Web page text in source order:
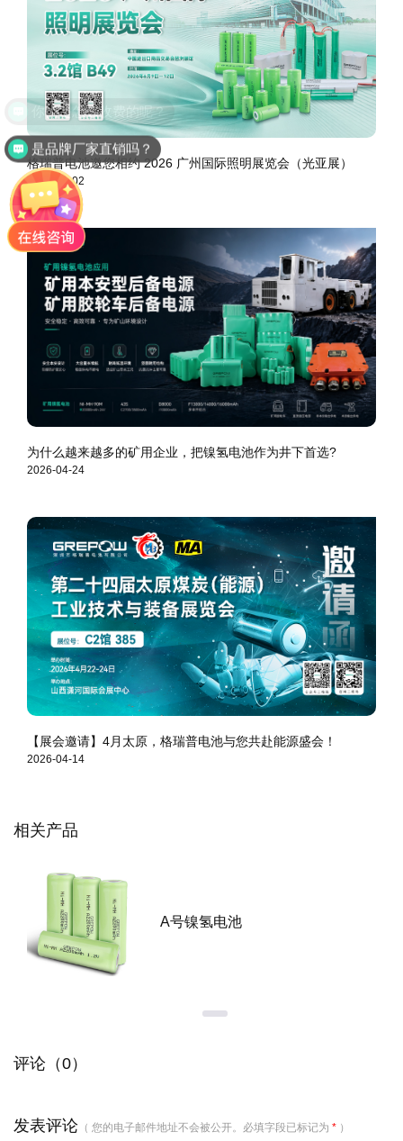
格瑞普电池邀您相约 2026 广州国际照明展览会（光亚展）
2026-06-02
为什么越来越多的矿用企业，把镍氢电池作为井下首选?
2026-04-24
【展会邀请】4月太原，格瑞普电池与您共赴能源盛会！
2026-04-14
相关产品
AAA型7号镍氢电池
评论（0）
发表评论 （ 您的电子邮件地址不会被公开。必填字段已标记为 * ）
是品牌厂家直销吗？